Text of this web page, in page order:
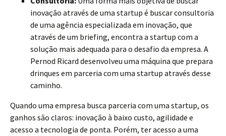
inovação através de uma startup é buscar consultoria
de uma agência especializada em inovação, que
através de um briefing, encontra a startup com a
solução mais adequada para o desafio da empresa. A
Pernod Ricard desenvolveu uma máquina que prepara
drinques em parceria com uma startup através desse
caminho.
Quando uma empresa busca parceria com uma startup, os
ganhos são claros: inovação à baixo custo, agilidade e
acesso a tecnologia de ponta. Porém, ter acesso a uma